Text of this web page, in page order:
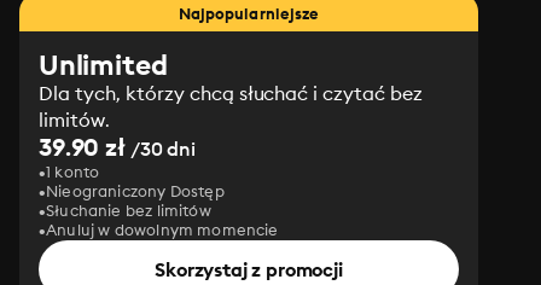
Najpopularniejsze
Unlimited
Dla tych, którzy chcą słuchać i czytać bez
limitów.
39.90 zł/30 dni
1 konto
Nieograniczony Dostęp
Słuchanie bez limitów
Anuluj w dowolnym momencie
Skorzystaj z promocji